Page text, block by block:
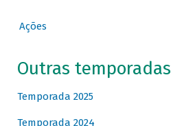
Ações
Outras temporadas
Temporada 2025
Temporada 2024